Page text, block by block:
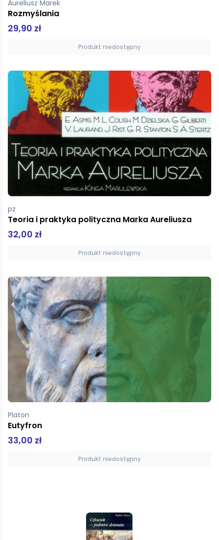
Aureliusz Marek
Rozmyślania
29,90 zł
Produkt niedostępny
pz
Teoria i praktyka polityczna Marka Aureliusza
32,00 zł
Produkt niedostępny
Platon
Eutyfron
33,00 zł
Produkt niedostępny